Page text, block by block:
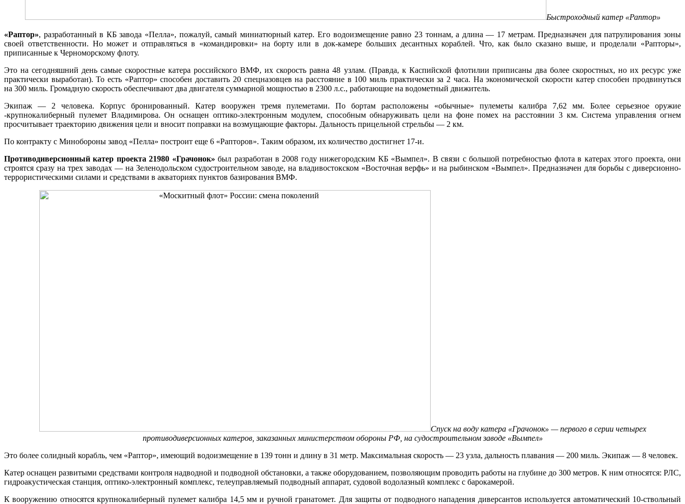
Быстроходный катер «Раптор»
«Раптор», разработанный в КБ завода «Пелла», пожалуй, самый миниатюрный катер. Его водоизмещение равно 23 тоннам, а длина — 17 метрам. Предназначен для патрулирования зоны
своей ответственности. Но может и отправляться в «командировки» на борту или в док-камере больших десантных кораблей. Что, как было сказано выше, и проделали «Рапторы»,
приписанные к Черноморскому флоту.
Это на сегодняшний день самые скоростные катера российского ВМФ, их скорость равна 48 узлам. (Правда, к Каспийской флотилии приписаны два более скоростных, но их ресурс уже
практически выработан). То есть «Раптор» способен доставить 20 спецназовцев на расстояние в 100 миль практически за 2 часа. На экономической скорости катер способен продвинуться
на 300 миль. Громадную скорость обеспечивают два двигателя суммарной мощностью в 2300 л.с., работающие на водометный движитель.
Экипаж — 2 человека. Корпус бронированный. Катер вооружен тремя пулеметами. По бортам расположены «обычные» пулеметы калибра 7,62 мм. Более серьезное оружие
-крупнокалиберный пулемет Владимирова. Он оснащен оптико-электронным модулем, способным обнаруживать цели на фоне помех на расстоянии 3 км. Система управления огнем
просчитывает траекторию движения цели и вносит поправки на возмущающие факторы. Дальность прицельной стрельбы — 2 км.
По контракту с Минобороны завод «Пелла» построит еще 6 «Рапторов». Таким образом, их количество достигнет 17-и.
Противодиверсионный катер проекта 21980 «Грачонок» был разработан в 2008 году нижегородским КБ «Вымпел». В связи с большой потребностью флота в катерах этого проекта, они
строятся сразу на трех заводах — на Зеленодольском судостроительном заводе, на владивостокском «Восточная верфь» и на рыбинском «Вымпел». Предназначен для борьбы с диверсионно-
террористическими силами и средствами в акваториях пунктов базирования ВМФ.
Спуск на воду катера «Грачонок» — первого в серии четырех
противодиверсионных катеров, заказанных министерством обороны РФ, на судостроительном заводе «Вымпел»
Это более солидный корабль, чем «Раптор», имеющий водоизмещение в 139 тонн и длину в 31 метр. Максимальная скорость — 23 узла, дальность плавания — 200 миль. Экипаж — 8 человек.
Катер оснащен развитыми средствами контроля надводной и подводной обстановки, а также оборудованием, позволяющим проводить работы на глубине до 300 метров. К ним относятся: РЛС,
гидроакустическая станция, оптико-электронный комплекс, телеуправляемый подводный аппарат, судовой водолазный комплекс с барокамерой.
К вооружению относятся крупнокалиберный пулемет калибра 14,5 мм и ручной гранатомет. Для защиты от подводного нападения диверсантов используется автоматический 10-ствольный